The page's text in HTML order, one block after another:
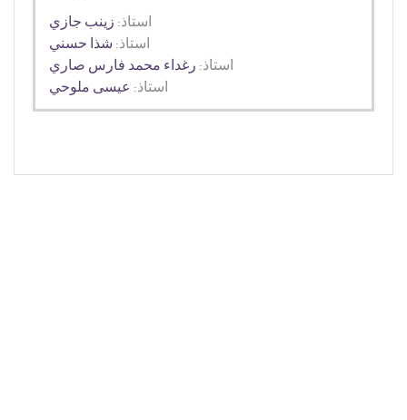
استاذ: زينب جازي
استاذ: شذا حسني
استاذ: رغداء محمد فارس صاري
استاذ: عيسى ملوحي